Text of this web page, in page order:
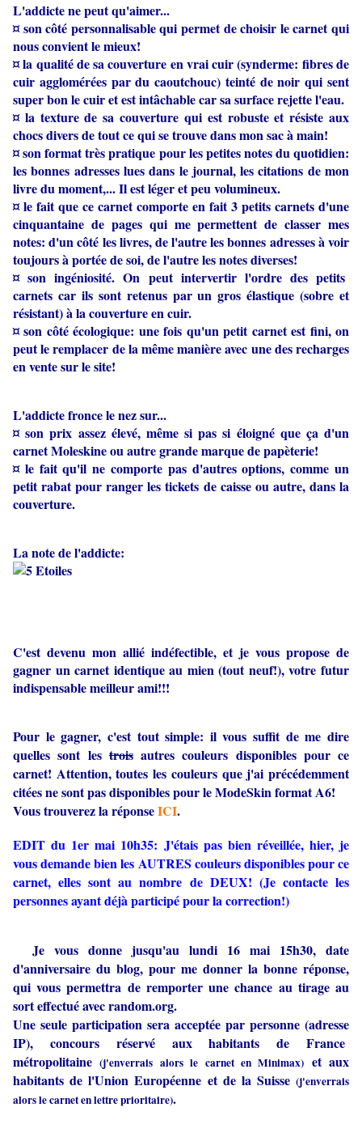
L'addicte ne peut qu'aimer...
¤ son côté personnalisable qui permet de choisir le carnet qui
nous convient le mieux!
¤ la qualité de sa couverture en vrai cuir (synderme: fibres de
cuir agglomérées par du caoutchouc) teinté de noir qui sent
super bon le cuir et est intâchable car sa surface rejette l'eau.
¤ la texture de sa couverture qui est robuste et résiste aux
chocs divers de tout ce qui se trouve dans mon sac à main!
¤ son format très pratique pour les petites notes du quotidien:
les bonnes adresses lues dans le journal, les citations de mon
livre du moment,... Il est léger et peu volumineux.
¤ le fait que ce carnet comporte en fait 3 petits carnets d'une
cinquantaine de pages qui me permettent de classer mes
notes: d'un côté les livres, de l'autre les bonnes adresses à voir
toujours à portée de soi, de l'autre les notes diverses!
¤ son ingéniosité. On peut intervertir l'ordre des petits
carnets car ils sont retenus par un gros élastique (sobre et
résistant) à la couverture en cuir.
¤ son côté écologique: une fois qu'un petit carnet est fini, on
peut le remplacer de la même manière avec une des recharges
en vente sur le site!
L'addicte fronce le nez sur...
¤ son prix assez élevé, même si pas si éloigné que ça d'un
carnet Moleskine ou autre grande marque de papèterie!
¤ le fait qu'il ne comporte pas d'autres options, comme un
petit rabat pour ranger les tickets de caisse ou autre, dans la
couverture.
La note de l'addicte:
C'est devenu mon allié indéfectible, et je vous propose de
gagner un carnet identique au mien (tout neuf!), votre futur
indispensable meilleur ami!!!
Pour le gagner, c'est tout simple: il vous suffit de me dire
quelles sont lestroisautres couleurs disponibles pour ce
carnet! Attention, toutes les couleurs que j'ai précédemment
citées ne sont pas disponibles pour le ModeSkin format A6!
Vous trouverez la réponseICI.
EDIT du 1er mai 10h35: J'étais pas bien réveillée, hier, je
vous demande bien les AUTRES couleurs disponibles pour ce
carnet, elles sont au nombre de DEUX! (Je contacte les
personnes ayant déjà participé pour la correction!)
Je vous donne jusqu'au lundi 16 mai 15h30, date
d'anniversaire du blog, pour me donner la bonne réponse,
qui vous permettra de remporter une chance au tirage au
sort effectué avec random.org.
Une seule participation sera acceptée par personne (adresse
IP), concours réservé aux habitants de France
métropolitaine(j'enverrais alors le carnet en Minimax) et aux
habitants de l'Union Européenne et de la Suisse (j'enverrais
alors le carnet en lettre prioritaire).